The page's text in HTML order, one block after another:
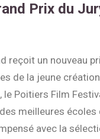
Prix du
reçoit un nouveau
de la jeune
le Poitiers Film
meilleures écoles
avec la